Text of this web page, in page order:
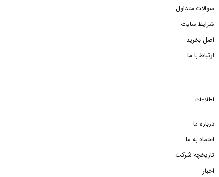
سوالات متداول
شرایط سایت
اصل بخرید
ارتباط با ما
اطلاعات
درباره ما
اعتماد به ما
تاریخچه شرکت
اخبار